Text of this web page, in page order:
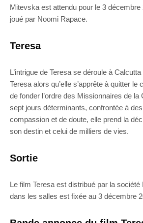
Mitevska est attendu pour le 3
joué par Noomi Rapace.
Teresa
L’intrigue de Teresa se déroule à
Teresa alors qu’elle s’apprête à quitter le
de fonder l’ordre des Missionnaires de la
sept jours déterminants, confrontée à
compassion et de doute, elle prend la
son destin et celui de milliers de vies.
Sortie
Le film Teresa est distribué par la
dans les salles est fixée au 3 décembre